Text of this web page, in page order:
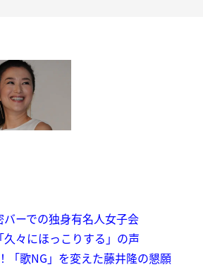
ーでの独身有名人女子会
々にほっこりする」の声
「歌NG」を変えた藤井隆の懇願